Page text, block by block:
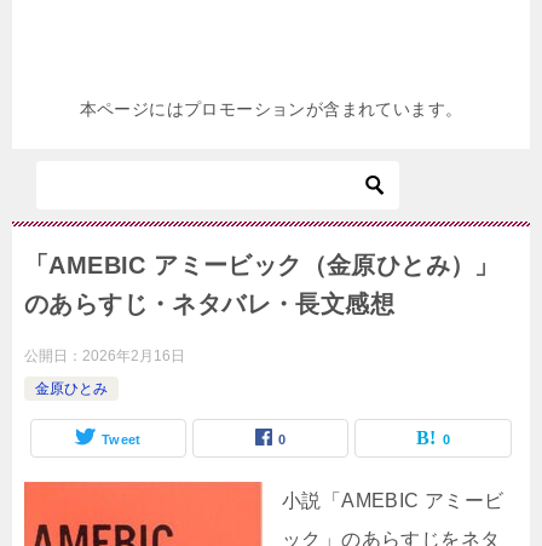
本ページにはプロモーションが含まれています。
「AMEBIC アミービック（金原ひとみ）」
のあらすじ・ネタバレ・長文感想
公開日： 2026年2月16日
金原ひとみ
Tweet 0 0
小説「AMEBIC アミービ
ック」のあらすじをネタ